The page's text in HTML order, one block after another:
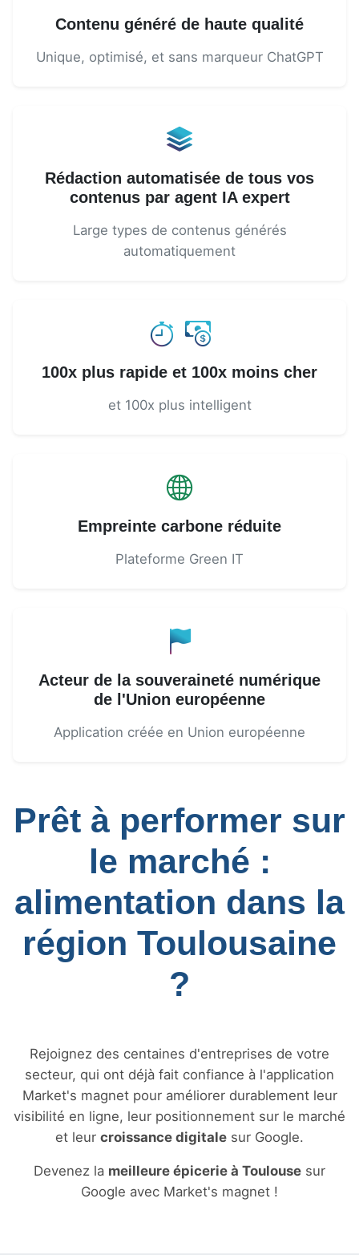
Contenu généré de haute qualité
Unique, optimisé, et sans marqueur ChatGPT
Rédaction automatisée de tous vos
contenus par agent IA expert
Large types de contenus générés
automatiquement
100x plus rapide et 100x moins cher
et 100x plus intelligent
Empreinte carbone réduite
Plateforme Green IT
Acteur de la souveraineté numérique
de l'Union européenne
Application créée en Union européenne
Prêt à performer sur
le marché :
alimentation dans la
région Toulousaine
?
Rejoignez des centaines d'entreprises de votre
secteur, qui ont déjà fait confiance à l'application
Market's magnet pour améliorer durablement leur
visibilité en ligne, leur positionnement sur le marché
et leur croissance digitale sur Google.
Devenez la meilleure épicerie à Toulouse sur
Google avec Market's magnet !